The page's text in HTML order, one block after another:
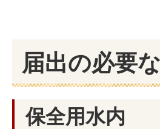
届出の必要
保全用水内